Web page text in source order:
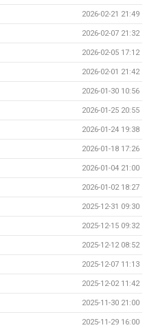
2026-02-21 21:49
2026-02-07 21:32
2026-02-05 17:12
2026-02-01 21:42
2026-01-30 10:56
2026-01-25 20:55
2026-01-24 19:38
2026-01-18 17:26
2026-01-04 21:00
2026-01-02 18:27
2025-12-31 09:30
2025-12-15 09:32
2025-12-12 08:52
2025-12-07 11:13
2025-12-02 11:42
2025-11-30 21:00
2025-11-29 16:00